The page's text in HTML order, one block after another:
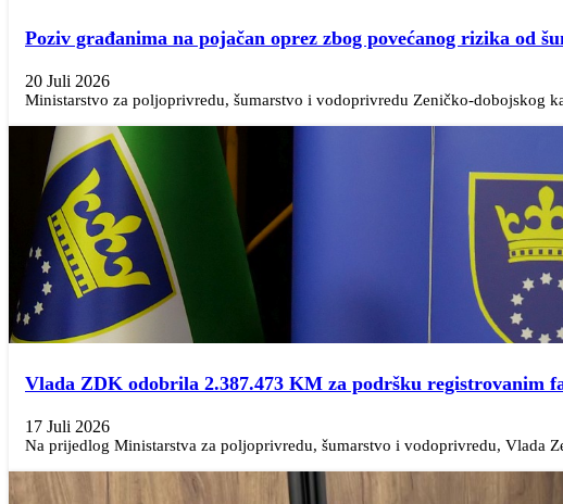
Poziv građanima na pojačan oprez zbog povećanog rizika od
20 Juli 2026
Ministarstvo za poljoprivredu, šumarstvo i vodoprivredu Zeničko-dobojskog
Vlada ZDK odobrila 2.387.473 KM za podršku registrovanim
17 Juli 2026
Na prijedlog Ministarstva za poljoprivredu, šumarstvo i vodoprivredu, Vlada